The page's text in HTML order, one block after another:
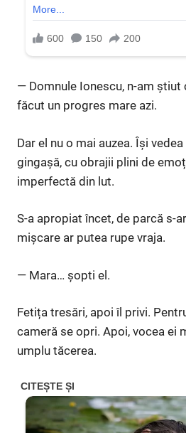
— Domnule Ionescu, n-am știut
făcut un progres mare azi.
Dar el nu o mai auzea. Își
gingașă, cu obrajii plini de
imperfectă din lut.
S-a apropiat încet, de parcă s-
mișcare ar putea rupe vraja.
— Mara… șopti el.
Fetița tresări, apoi îl privi.
cameră se opri. Apoi, vocea ei
umplu tăcerea.